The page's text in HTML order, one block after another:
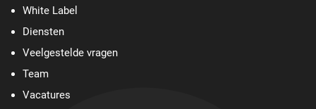
White Label
Diensten
Veelgestelde vragen
Team
Vacatures